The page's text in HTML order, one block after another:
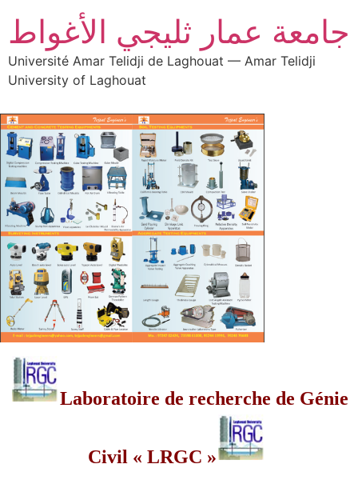
جامعة عمار ثليجي الأغواط
Université Amar Telidji de Laghouat — Amar Telidji
University of Laghouat
Laboratoire de recherche de Génie
Civil « LRGC »